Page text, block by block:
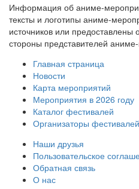
Информация об аниме-
тексты и логотипы аниме-
источников или
стороны представителей
Главная страница
Новости
Карта мероприятий
Мероприятия в 2026 году
Каталог фестивалей
Организаторы фестивалей
Наши друзья
Пользовательское
Обратная связь
О нас